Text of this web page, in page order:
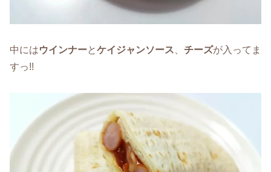
中にはウインナーとケイジャンソース チーズが入ってま
すっ!!